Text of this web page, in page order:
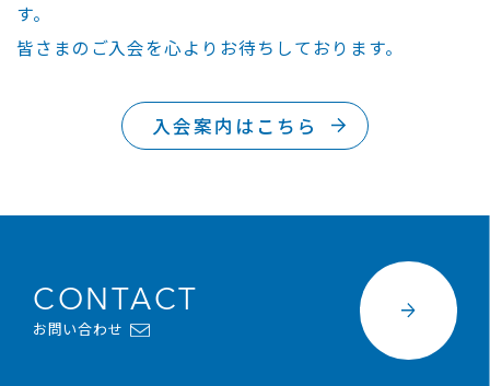
す。
皆さまのご入会を心よりお待ちしております。
入会案内はこちら
CONTACT
お問い合わせ